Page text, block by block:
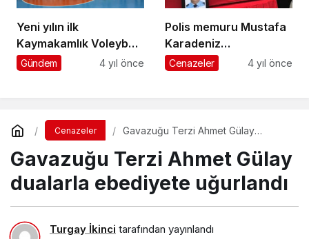
Yeni yılın ilk
Kaymakamlık Voleybol
Turnuvası başladı
Gündem 4 yıl önce
Polis memuru Mustafa
Karadeniz
Beşikdüzü’nde son
Cenazeler 4 yıl önce
Cenazeler
Gavazuğu Terzi Ahmet Gülay
Gavazuğu Terzi Ahmet Gülay
dualarla ebediyete uğurlandı
Turgay İkinci tarafından yayınlandı